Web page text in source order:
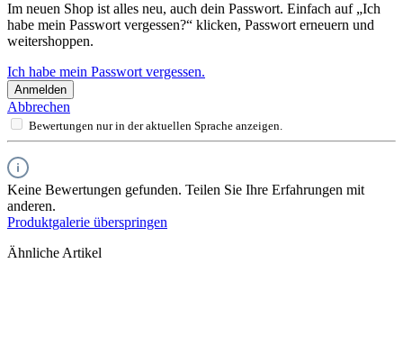
Im neuen Shop ist alles neu, auch dein Passwort. Einfach auf „Ich
habe mein Passwort vergessen?“ klicken, Passwort erneuern und
weitershoppen.
Ich habe mein Passwort vergessen.
Anmelden
Abbrechen
Bewertungen nur in der aktuellen Sprache anzeigen.
Keine Bewertungen gefunden. Teilen Sie Ihre Erfahrungen mit
anderen.
Produktgalerie überspringen
Ähnliche Artikel